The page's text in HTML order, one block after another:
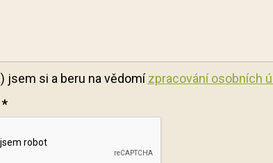
jsem si a beru na vědomízpracování osobních